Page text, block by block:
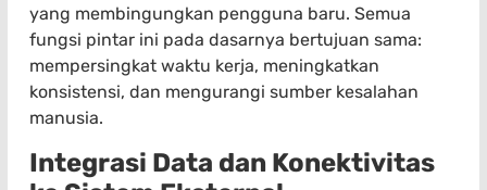
yang membingungkan pengguna baru. Semua
fungsi pintar ini pada dasarnya bertujuan sama:
mempersingkat waktu kerja, meningkatkan
konsistensi, dan mengurangi sumber kesalahan
manusia.
Integrasi Data dan Konektivitas